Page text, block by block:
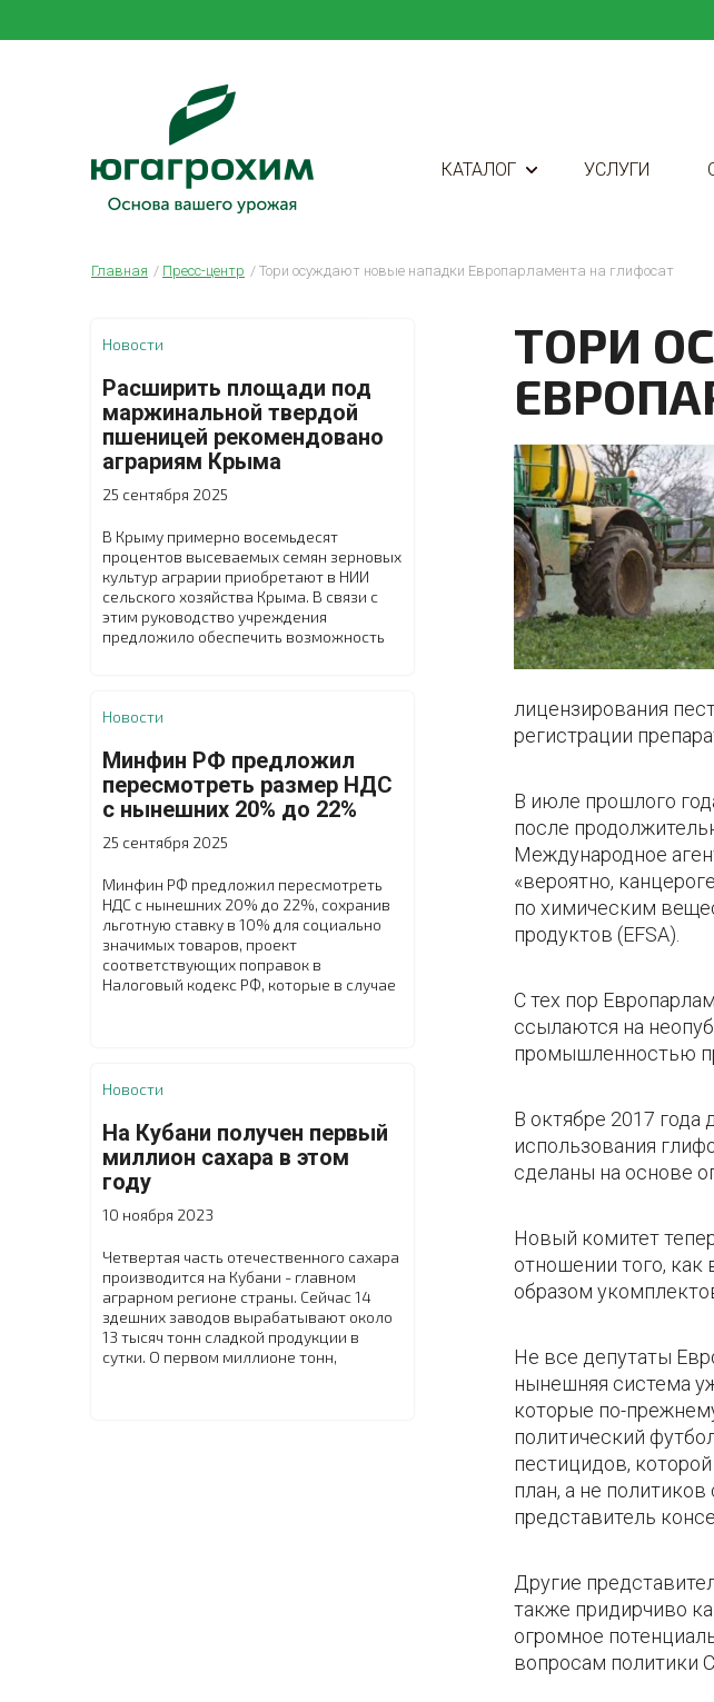
КАТАЛОГ УСЛУГИ
Главная Пресс-центр Тори осуждают новые нападки Европарламента на глифосат
Новости
Расширить площади под
маржинальной твердой
пшеницей рекомендовано
аграриям Крыма
25 сентября 2025
В Крыму примерно восемьдесят
процентов высеваемых семян зерновых
культур аграрии приобретают в НИИ
сельского хозяйства Крыма. В связи с
этим руководство учреждения
предложило обеспечить возможность
платежа. Чтобы утвердить данное
состоялся внеочередной расширенный
Учёный совет с участием заместителя
министра сельского хозяйства
Республики Крым Николая Тютюника.
Новости
Минфин РФ предложил
пересмотреть размер НДС
с нынешних 20% до 22%
25 сентября 2025
Минфин РФ предложил пересмотреть
НДС с нынешних 20% до 22%, сохранив
льготную ставку в 10% для социально
значимых товаров, проект
соответствующих поправок в
Налоговый кодекс РФ, которые в случае
Новости
На Кубани получен первый
миллион сахара в этом
году
10 ноября 2023
Четвертая часть отечественного сахара
производится на Кубани - главном
аграрном регионе страны. Сейчас 14
здешних заводов вырабатывают около
13 тысяч тонн сладкой продукции в
сутки. О первом миллионе тонн,
ТОРИ
лицензирования
регистрации
В июле прошлого
после
Международное
«вероятно,
по химическим
продуктов (EFSA).
С тех пор
ссылаются на
промышленностью
В октябре 2017
использования
сделаны на основе
Новый комитет
отношении того,
образом
Не все депутаты
нынешняя система
которые по-
политический
пестицидов,
план, а не
представитель
Другие
также придирчиво
огромное
вопросам политики